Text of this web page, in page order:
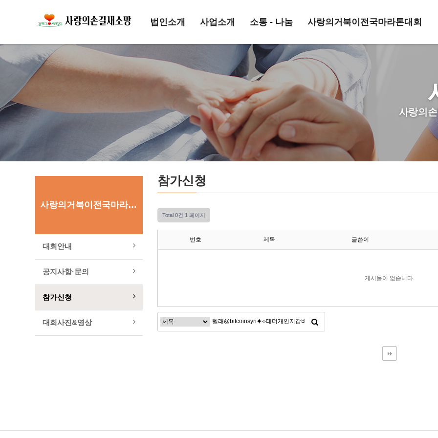
법인소개 사업소개 소통 - 나눔 사랑의거북이전국마라톤대회
사랑의
사랑의거북이전국마라톤대회
대회안내
공지사항·문의
참가신청
대회사진&영상
참가신청
Total 0건 1 페이지
번호 제목 글쓴이
게시물이 없습니다.